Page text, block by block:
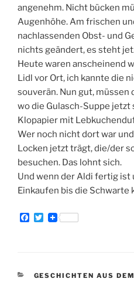
angenehm. Nicht bücken
Augenhöhe. Am frischen
nachlassenden Obst- und
nichts geändert, es steht
Heute waren anscheinend
Lidl vor Ort, ich kannte die
souverän. Nun gut, müssen
wo die Gulasch-Suppe
Klopapier mit
Wer noch nicht dort war
Locken jetzt trägt, die/der
besuchen. Das lohnt sich.
Und wenn der Aldi fertig ist
Einkaufen bis die Schwarte
F
o
T
r
KATEGORIEN
GESCHICHTEN AUS